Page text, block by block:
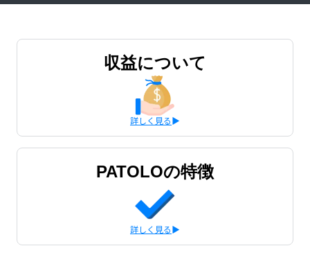
収益について
詳しく見る
PATOLOの特徴
詳しく見る